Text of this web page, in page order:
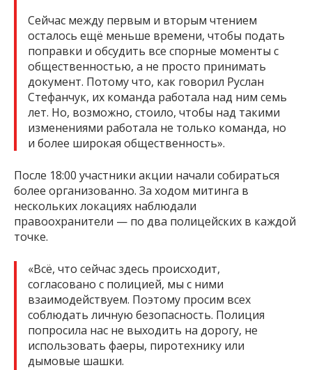
Сейчас между первым и вторым чтением
осталось ещё меньше времени, чтобы подать
поправки и обсудить все спорные моменты с
общественностью, а не просто принимать
документ. Потому что, как говорил Руслан
Стефанчук, их команда работала над ним семь
лет. Но, возможно, стоило, чтобы над такими
изменениями работала не только команда, но
и более широкая общественность».
После 18:00 участники акции начали собираться
более организованно. За ходом митинга в
нескольких локациях наблюдали
правоохранители — по два полицейских в каждой
точке.
«Всё, что сейчас здесь происходит,
согласовано с полицией, мы с ними
взаимодействуем. Поэтому просим всех
соблюдать личную безопасность. Полиция
попросила нас не выходить на дорогу, не
использовать фаеры, пиротехнику или
дымовые шашки.